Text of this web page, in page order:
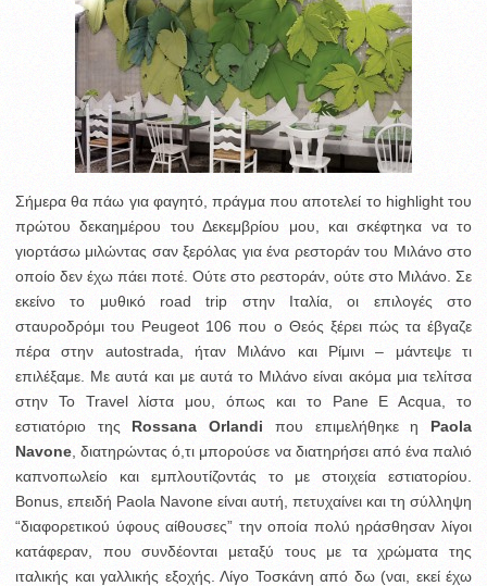
Σήμερα θα πάω για φαγητό, πράγμα που αποτελεί το highlight του
πρώτου δεκαημέρου του Δεκεμβρίου μου, και σκέφτηκα να το
γιορτάσω μιλώντας σαν ξερόλας για ένα ρεστοράν του Μιλάνο στο
οποίο δεν έχω πάει ποτέ. Ούτε στο ρεστοράν, ούτε στο Μιλάνο. Σε
εκείνο το μυθικό road trip στην Ιταλία, οι επιλογές στο
σταυροδρόμι του Peugeot 106 που ο Θεός ξέρει πώς τα έβγαζε
πέρα στην autostrada, ήταν Μιλάνο και Ρίμινι – μάντεψε τι
επιλέξαμε. Με αυτά και με αυτά το Μιλάνο είναι ακόμα μια τελίτσα
στην To Travel λίστα μου, όπως και το Pane E Acqua, το
εστιατόριο της Rossana Orlandi που επιμελήθηκε η Paola
Navone , διατηρώντας ό,τι μπορούσε να διατηρήσει από ένα παλιό
καπνοπωλείο και εμπλουτίζοντάς το με στοιχεία εστιατορίου.
Bonus, επειδή Paola Navone είναι αυτή, πετυχαίνει και τη σύλληψη
“διαφορετικού ύφους αίθουσες” την οποία πολύ ηράσθησαν λίγοι
κατάφεραν, που συνδέονται μεταξύ τους με τα χρώματα της
ιταλικής και γαλλικής εξοχής. Λίγο Τοσκάνη από δω (ναι, εκεί έχω